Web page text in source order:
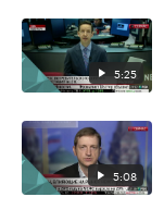
5:25
5:08